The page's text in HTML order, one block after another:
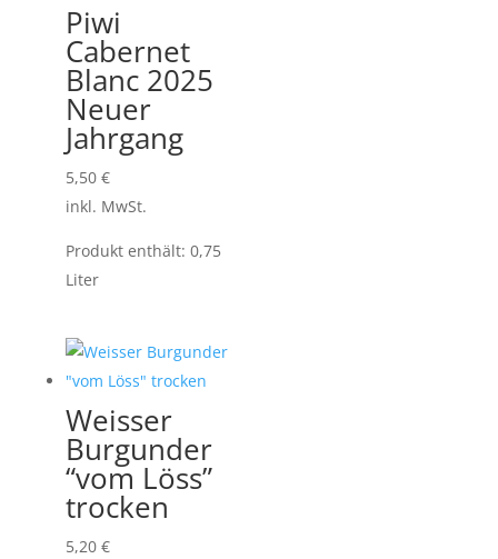
Piwi
Cabernet
Blanc 2025
Neuer
Jahrgang
5,50 €
inkl. MwSt.
Produkt enthält: 0,75
Liter
Weisser
Burgunder
“vom Löss”
trocken
5,20 €